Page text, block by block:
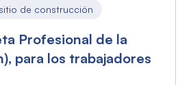
de construcción
Profesional de la
para los trabajadores